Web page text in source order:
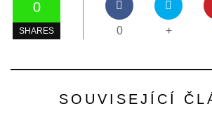
0
SHARES 0 +
SOUVISEJÍCÍ